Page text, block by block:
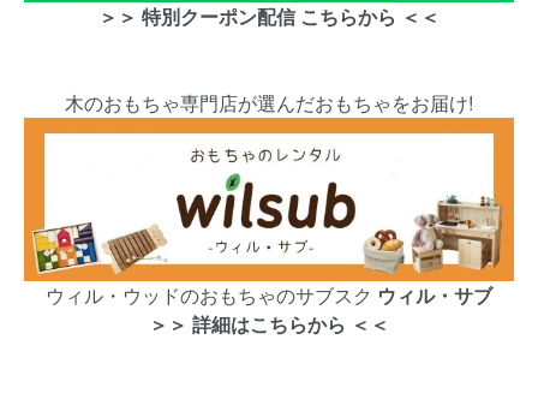
＞＞ 特別クーポン配信 こちらから ＜＜
木のおもちゃ専門店が選んだおもちゃをお届け!
ウィル・ウッドのおもちゃのサブスク ウィル・サブ
＞＞ 詳細はこちらから ＜＜